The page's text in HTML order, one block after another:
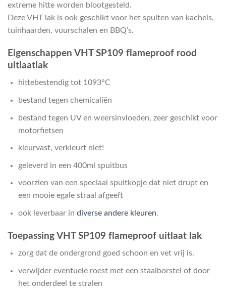
extreme hitte worden blootgesteld.
Deze VHT lak is ook geschikt voor het spuiten van kachels,
tuinhaarden, vuurschalen en BBQ’s.
Eigenschappen VHT SP109 flameproof rood
uitlaatlak
hittebestendig tot 1093°C
bestand tegen chemicaliën
bestand tegen UV en weersinvloeden, zeer geschikt voor
motorfietsen
kleurvast, verkleurt niet!
geleverd in een 400ml spuitbus
voorzien van een speciaal spuitkopje dat niet drupt en
een mooie egale straal afgeeft
ook leverbaar in diverse andere kleuren.
Toepassing VHT SP109 flameproof uitlaat lak
zorg dat de ondergrond goed schoon en vet vrij is.
verwijder eventuele roest met een staalborstel of door
het onderdeel te stralen